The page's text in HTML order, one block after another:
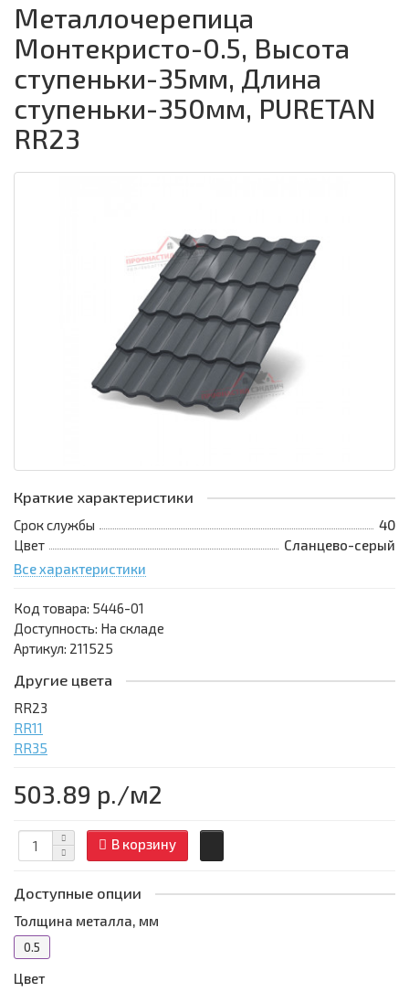
Металлочерепица
Монтекристо-0.5, Высота
ступеньки-35мм, Длина
ступеньки-350мм, PURETAN
RR23
Краткие характеристики
Срок службы
40
Цвет
Сланцево-серый
Все характеристики
Код товара: 5446-01
Доступность: На складе
Артикул: 211525
Другие цвета
RR23
RR11
RR35
503.89 р./м2
В корзину
Доступные опции
Толщина металла, мм
0.5
Цвет